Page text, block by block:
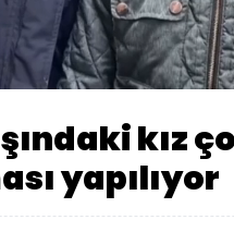
Yüklendi
100.00%
kız
yapılıyor